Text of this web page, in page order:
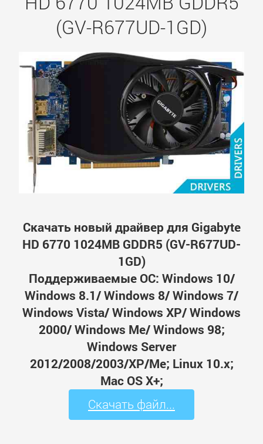
(GV-R677UD-1GD)
Скачать новый драйвер для Gigabyte
HD 6770 1024MB GDDR5 (GV-R677UD-
1GD)
Поддерживаемые ОС: Windows 10/
Windows 8.1/ Windows 8/ Windows 7/
Windows Vista/ Windows XP/ Windows
2000/ Windows Me/ Windows 98;
Windows Server
2012/2008/2003/XP/Me; Linux 10.x;
Mac OS X+;
Скачать файл...